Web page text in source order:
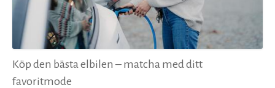
Köp den bästa elbilen – matcha med ditt
favoritmode